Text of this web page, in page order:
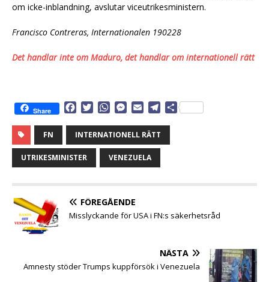
om icke-inblandning, avslutar viceutrikesministern.
Francisco Contreras, Internationalen 190228
Det handlar inte om Maduro, det handlar om internationell rätt
Share
c
e
b
o
i
t
e
W
a
t
s
A
M
s
s
e
n
r
a
i
l
e
D
FN INTERNATIONELL RÄTT
UTRIKESMINISTER VENEZUELA
FÖREGÅENDE
Misslyckande för USA i FN:s säkerhetsråd
NÄSTA
Amnesty stöder Trumps kuppförsök i Venezuela